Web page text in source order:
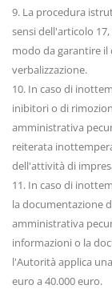
9. La procedura
sensi dell'articolo 17,
modo da garantire
verbalizzazione.
10. In caso di
inibitori o di
amministrativa
reiterata
dell'attività di
11. In caso di
la documentazione
amministrativa
informazioni o la
l'Autorità applica
euro a 40.000 euro.